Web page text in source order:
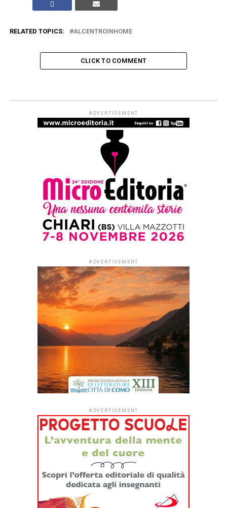
RELATED TOPICS: ALCENTROINHOME
CLICK TO COMMENT
ARTICOLI & APPROFONDIMENTI
#ioleggoperché apre a tutti i nidi
d’Italia. Dal 1° settembre al via le
iscrizioni per partecipare alla
campagna di donazioni del 7-15
novembre
Published 2 settimane ago on 29 Luglio 2026
By Redazione Leggere:tutti
Dopo quattro anni di sperimentazione, #ioleggoperché
apre per la prima volta le iscrizioni a tutti gli asili nido
1° settembrele strutture educative per la
fascia 0-3 anni di tutto il Paese potranno aderire
all’iniziativa sociale dell’Associazione Italiana Editori (AIE)
a favore delle biblioteche scolastiche e partecipare alla